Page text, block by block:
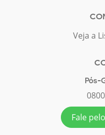
Veja a
Pós-
Fale pelo